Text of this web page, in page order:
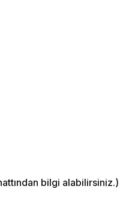
bilgi alabilirsiniz.)